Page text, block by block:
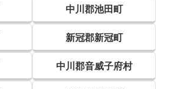
中川郡池田町
新冠郡新冠町
中川郡音威子府村